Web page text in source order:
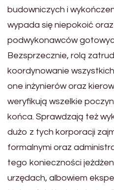
budowniczych i
wypada się niepokoić
podwykonawców
Bezsprzecznie, rolą
koordynowanie
one inżynierów oraz
weryfikują wszelkie
końca. Sprawdzają też
dużo z tych korporacji
formalnymi oraz
tego konieczności
urzędach, albowiem